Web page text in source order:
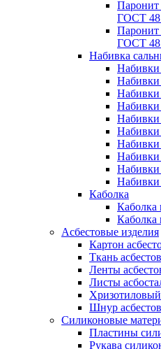
ГОСТ
ГОСТ
Набивка
Набивки
Каболка
Каболка
Каболка
Асбестовые изделия
Картон
Ткань
Ленты
Листы
Хризотиловый
Шнур
Силиконовые
Пластины
Рукава